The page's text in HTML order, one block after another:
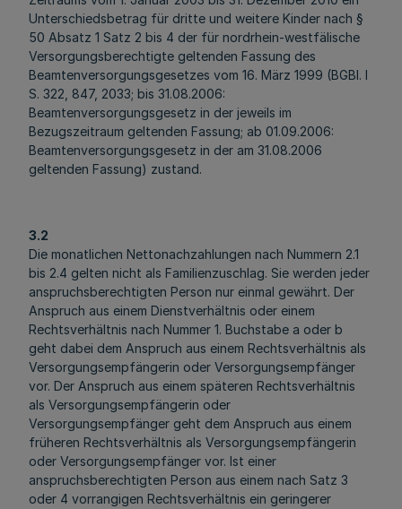
Unterschiedsbetrag für dritte und weitere Kinder nach §
50 Absatz 1 Satz 2 bis 4 der für nordrhein-westfälische
Versorgungsberechtigte geltenden Fassung des
Beamtenversorgungsgesetzes vom 16. März 1999 (BGBl. I
S. 322, 847, 2033; bis 31.08.2006:
Beamtenversorgungsgesetz in der jeweils im
Bezugszeitraum geltenden Fassung; ab 01.09.2006:
Beamtenversorgungsgesetz in der am 31.08.2006
geltenden Fassung) zustand.
3.2
Die monatlichen Nettonachzahlungen nach Nummern 2.1
bis 2.4 gelten nicht als Familienzuschlag. Sie werden jeder
anspruchsberechtigten Person nur einmal gewährt. Der
Anspruch aus einem Dienstverhältnis oder einem
Rechtsverhältnis nach Nummer 1. Buchstabe a oder b
geht dabei dem Anspruch aus einem Rechtsverhältnis als
Versorgungsempfängerin oder Versorgungsempfänger
vor. Der Anspruch aus einem späteren Rechtsverhältnis
als Versorgungsempfängerin oder
Versorgungsempfänger geht dem Anspruch aus einem
früheren Rechtsverhältnis als Versorgungsempfängerin
oder Versorgungsempfänger vor. Ist einer
anspruchsberechtigten Person aus einem nach Satz 3
oder 4 vorrangigen Rechtsverhältnis ein geringerer